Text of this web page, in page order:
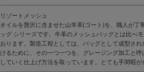
リゾートメッシュ
オイルを贅沢に含ませた山羊革(ゴート)を、職人が
ッグ シリーズです。牛革のメッシュバッグとは比べ
おります。製造工程としては、バッグとして成型さ
けるために、その一つ一つを、グレージング加工と
していく仕上げ方法を取っています。とても手間暇が